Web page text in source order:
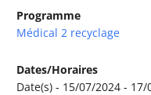
Programme
Médical 2 recyclage
Dates/Horaires
Date(s) - 15/07/2024 - 17/